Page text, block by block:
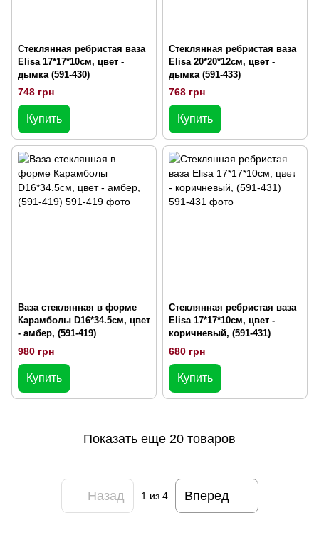
Стеклянная ребристая ваза
Elisa 17*17*10см, цвет -
дымка (591-430)
748 грн
Купить
Стеклянная ребристая ваза
Elisa 20*20*12см, цвет -
дымка (591-433)
768 грн
Купить
Ваза стеклянная в форме
Карамболы D16*34.5см, цвет
- амбер, (591-419)
980 грн
Купить
Стеклянная ребристая ваза
Elisa 17*17*10см, цвет -
коричневый, (591-431)
680 грн
Купить
Показать еще 20 товаров
Назад 1 из 4 Вперед